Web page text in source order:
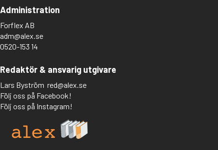
Administration
Forflex AB
adm@alex.se
0520-153 14
Redaktör & ansvarig utgivare
Lars Byström red@alex.se
Följ oss på Facebook!
Följ oss på Instagram!